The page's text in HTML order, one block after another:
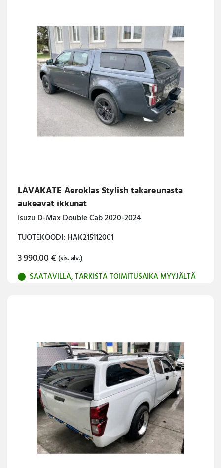
LAVAKATE Aeroklas Stylish takareunasta
aukeavat ikkunat
Isuzu D-Max Double Cab 2020-2024
TUOTEKOODI: HAK215112001
3 990.00€ (sis. alv.)
SAATAVILLA, TARKISTA TOIMITUSAIKA MYYJÄLTÄ